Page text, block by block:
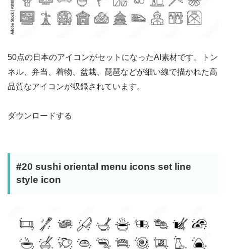
50点の日本のアイコンがセットになったAI素材です。トン
ネル、弁当、着物、盆栽、琵琶などが細い線で描かれた高
品質なアイコンが収録されています。
ダウンロードする
#20 sushi oriental menu icons set line
style icon